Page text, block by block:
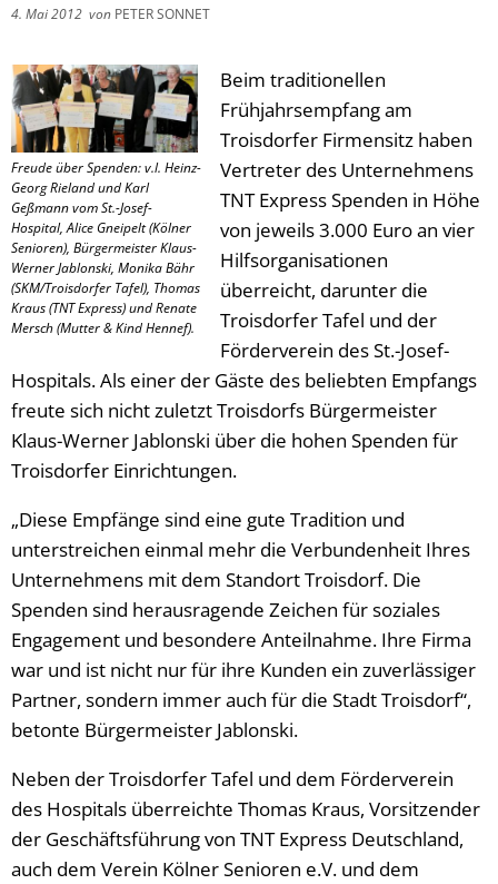
4. Mai 2012 von PETER SONNET
Freude über Spenden: v.l. Heinz-
Georg Rieland und Karl
Geßmann vom St.-Josef-
Hospital, Alice Gneipelt (Kölner
Senioren), Bürgermeister Klaus-
Werner Jablonski, Monika Bähr
(SKM/Troisdorfer Tafel), Thomas
Kraus (TNT Express) und Renate
Mersch (Mutter & Kind Hennef).
Beim traditionellen
Frühjahrsempfang am
Troisdorfer Firmensitz haben
Vertreter des Unternehmens
TNT Express Spenden in Höhe
von jeweils 3.000 Euro an vier
Hilfsorganisationen
überreicht, darunter die
Troisdorfer Tafel und der
Förderverein des St.-Josef-
Hospitals. Als einer der Gäste des beliebten Empfangs
freute sich nicht zuletzt Troisdorfs Bürgermeister
Klaus-Werner Jablonski über die hohen Spenden für
Troisdorfer Einrichtungen.
„Diese Empfänge sind eine gute Tradition und
unterstreichen einmal mehr die Verbundenheit Ihres
Unternehmens mit dem Standort Troisdorf. Die
Spenden sind herausragende Zeichen für soziales
Engagement und besondere Anteilnahme. Ihre Firma
war und ist nicht nur für ihre Kunden ein zuverlässiger
Partner, sondern immer auch für die Stadt Troisdorf“,
betonte Bürgermeister Jablonski.
Neben der Troisdorfer Tafel und dem Förderverein
des Hospitals überreichte Thomas Kraus, Vorsitzender
der Geschäftsführung von TNT Express Deutschland,
auch dem Verein Kölner Senioren e.V. und dem